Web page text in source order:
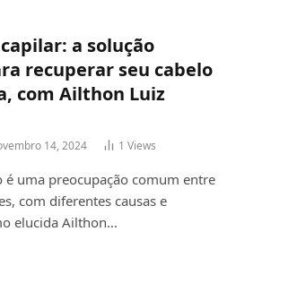
a solução
recuperar seu cabelo
com Ailthon Luiz
14, 2024 1 Views
é uma preocupação comum entre
com diferentes causas e
elucida Ailthon…